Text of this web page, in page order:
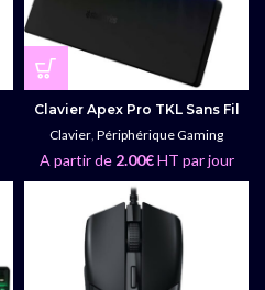
Clavier Apex Pro TKL Sans Fil
Clavier, Périphérique Gaming
A partir de 2.00€HT par jour